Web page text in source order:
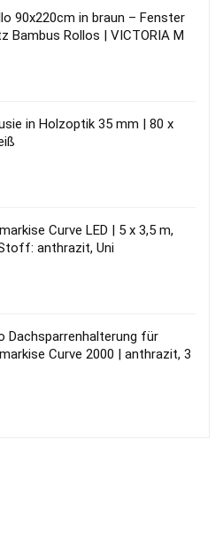
90x220cm in braun – Fenster
Bambus Rollos | VICTORIA M
in Holzoptik 35 mm | 80 x
Curve LED | 5 x 3,5 m,
anthrazit, Uni
Dachsparrenhalterung für
Curve 2000 | anthrazit, 3